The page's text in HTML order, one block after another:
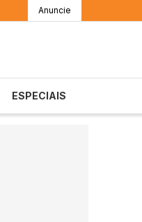
Anuncie
ESPECIAIS